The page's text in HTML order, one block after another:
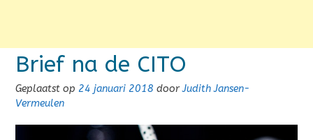
Brief na de CITO
Geplaatst op 24 januari 2018 doorJudith Jansen-
Vermeulen